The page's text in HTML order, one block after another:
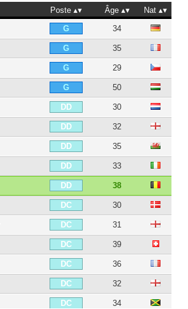
Poste Âge
Nat
G 34
G 35
G 29
G 50
DD 30
DD 32
DD 35
DD 33
DD 38
DC 30
DC 31
DC 39
DC 36
DC 32
DC 34